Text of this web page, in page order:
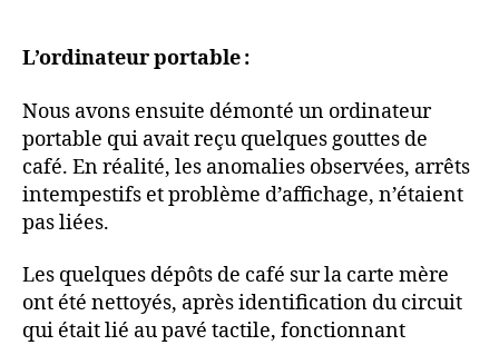
L’ordinateur portable :
Nous avons ensuite démonté un ordinateur
portable qui avait reçu quelques gouttes de
café. En réalité, les anomalies observées, arrêts
intempestifs et problème d’affichage, n’étaient
pas liées.
Les quelques dépôts de café sur la carte mère
ont été nettoyés, après identification du circuit
qui était lié au pavé tactile, fonctionnant